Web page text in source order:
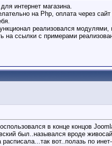
интернет магазина.
на Php, оплата через
реализовался модулями,
на ссылки с примерами
в конце концов
был..назывался вроде
вот..полазь по